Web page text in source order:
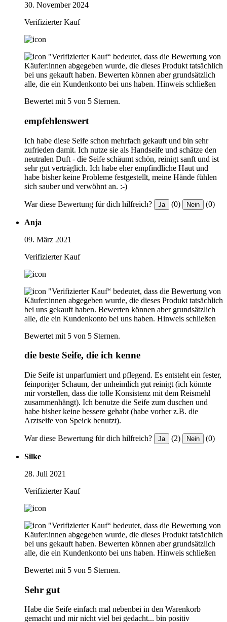
30. November 2024
Verifizierter Kauf
"Verifizierter Kauf“ bedeutet, dass die Bewertung von
Käufer:innen abgegeben wurde, die dieses Produkt tatsächlich
bei uns gekauft haben. Bewerten können aber grundsätzlich
alle, die ein Kundenkonto bei uns haben. Hinweis schließen
Bewertet mit 5 von 5 Sternen.
empfehlenswert
Ich habe diese Seife schon mehrfach gekauft und bin sehr
zufrieden damit. Ich nutze sie als Handseife und schätze den
neutralen Duft - die Seife schäumt schön, reinigt sanft und ist
sehr gut verträglich. Ich habe eher empfindliche Haut und
habe bisher keine Probleme festgestellt, meine Hände fühlen
sich sauber und verwöhnt an. :-)
War diese Bewertung für dich hilfreich? Ja (0) Nein (0)
Anja
09. März 2021
Verifizierter Kauf
"Verifizierter Kauf“ bedeutet, dass die Bewertung von
Käufer:innen abgegeben wurde, die dieses Produkt tatsächlich
bei uns gekauft haben. Bewerten können aber grundsätzlich
alle, die ein Kundenkonto bei uns haben. Hinweis schließen
Bewertet mit 5 von 5 Sternen.
die beste Seife, die ich kenne
Die Seife ist unparfumiert und pflegend. Es entsteht ein fester,
feinporiger Schaum, der unheimlich gut reinigt (ich könnte
mir vorstellen, dass die tolle Konsistenz mit dem Reismehl
zusammenhängt). Ich benutze die Seife zum duschen und
habe bisher keine bessere gehabt (habe vorher z.B. die
Arztseife von Speick benutzt).
War diese Bewertung für dich hilfreich? Ja (2) Nein (0)
Silke
28. Juli 2021
Verifizierter Kauf
"Verifizierter Kauf“ bedeutet, dass die Bewertung von
Käufer:innen abgegeben wurde, die dieses Produkt tatsächlich
bei uns gekauft haben. Bewerten können aber grundsätzlich
alle, die ein Kundenkonto bei uns haben. Hinweis schließen
Bewertet mit 5 von 5 Sternen.
Sehr gut
Habe die Seife einfach mal nebenbei in den Warenkorb
gemacht und mir nicht viel bei gedacht... bin positiv